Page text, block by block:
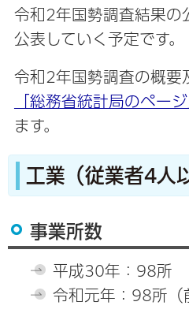
令和2年国勢調査結果の
公表していく予定です。
令和2年国勢調査の概要
「総務省統計局のページ
ます。
工業（従業者4人
事業所数
平成30年：98所
令和元年：98所（